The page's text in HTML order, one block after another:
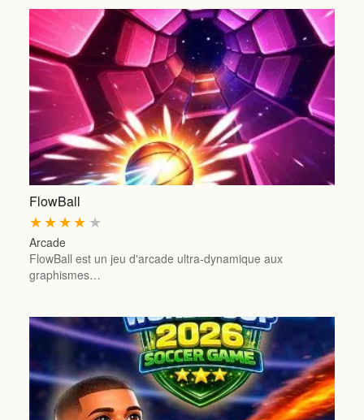
FlowBall
★
★
★
★
★
Arcade
FlowBall est un jeu d'arcade ultra-dynamique aux
graphismes…